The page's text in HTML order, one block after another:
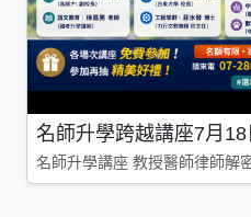
名師升學跨越講座7月
名師升學講座 教授醫師律師解